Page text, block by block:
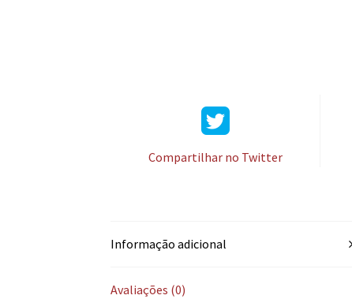
Compartilhar no Twitter
Informação adicional
Avaliações (0)